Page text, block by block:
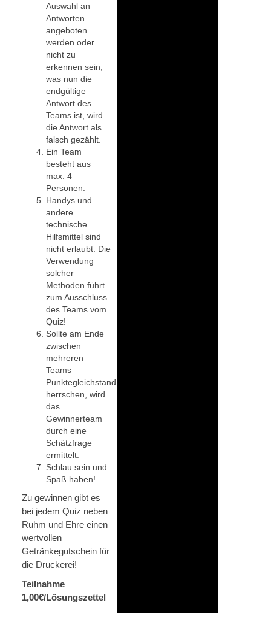
Auswahl an
Antworten
angeboten
werden oder
nicht zu
erkennen sein,
was nun die
endgültige
Antwort des
Teams ist, wird
die Antwort als
falsch gezählt.
Ein Team
besteht aus
max. 4
Personen.
Handys und
andere
technische
Hilfsmittel sind
nicht erlaubt. Die
Verwendung
solcher
Methoden führt
zum Ausschluss
des Teams vom
Quiz!
Sollte am Ende
zwischen
mehreren
Teams
Punktegleichstand
herrschen, wird
das
Gewinnerteam
durch eine
Schätzfrage
ermittelt.
Schlau sein und
Spaß haben!
Zu gewinnen gibt es
bei jedem Quiz neben
Ruhm und Ehre einen
wertvollen
Getränkegutschein für
die Druckerei!
Teilnahme
1,00€/Lösungszettel